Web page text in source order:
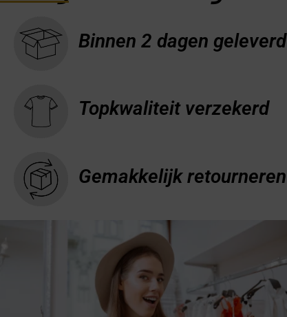
Binnen 2 dagen geleverd
Topkwaliteit verzekerd
Gemakkelijk retourneren